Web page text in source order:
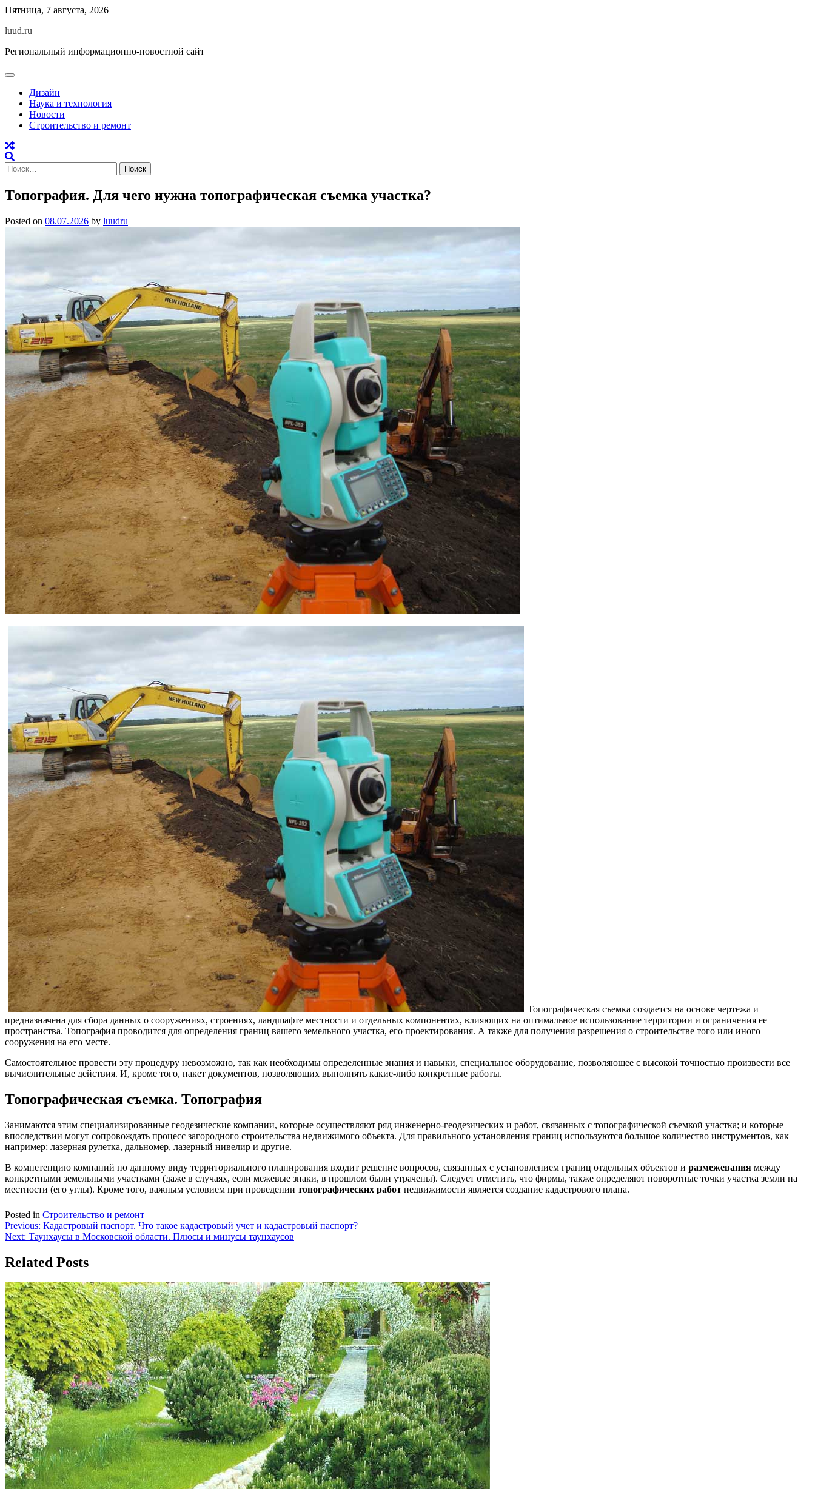
Skip
content
Пятница, 7 августа, 2026
luud.ru
Региональный информационно-новостной сайт
Дизайн
Наука и технология
Новости
Строительство и ремонт
Найти:
Топография. Для чего нужна топографическая съемка участка?
Posted on 08.07.2026 by luudru
Топографическая съемка создается на основе чертежа и
предназначена для сбора данных о сооружениях, строениях, ландшафте местности и отдельных компонентах, влияющих на оптимальное использование территории и ограничения ее
пространства. Топография проводится для определения границ вашего земельного участка, его проектирования. А также для получения разрешения о строительстве того или иного
сооружения на его месте.
Самостоятельное провести эту процедуру невозможно, так как необходимы определенные знания и навыки, специальное оборудование, позволяющее с высокой точностью произвести все
вычислительные действия. И, кроме того, пакет документов, позволяющих выполнять какие-либо конкретные работы.
Топографическая съемка. Топография
Занимаются этим специализированные геодезические компании, которые осуществляют ряд инженерно-геодезических и работ, связанных с топографической съемкой участка; и которые
впоследствии могут сопровождать процесс загородного строительства недвижимого объекта. Для правильного установления границ используются большое количество инструментов, как
например: лазерная рулетка, дальномер, лазерный нивелир и другие.
В компетенцию компаний по данному виду территориального планирования входит решение вопросов, связанных с установлением границ отдельных объектов и размежевания между
конкретными земельными участками (даже в случаях, если межевые знаки, в прошлом были утрачены). Следует отметить, что фирмы, также определяют поворотные точки участка земли на
местности (его углы). Кроме того, важным условием при проведении топографических работ недвижимости является создание кадастрового плана.
Posted in Строительство и ремонт
Навигация
по
записям
Previous: Кадастровый паспорт. Что такое кадастровый учет и кадастровый паспорт?
Next: Таунхаусы в Московской области. Плюсы и минусы таунхаусов
Related Posts